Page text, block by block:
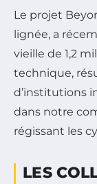
Le projet
lignée, a
vieille de 1,2
technique,
d’institutions
dans notre
régissant les
LES